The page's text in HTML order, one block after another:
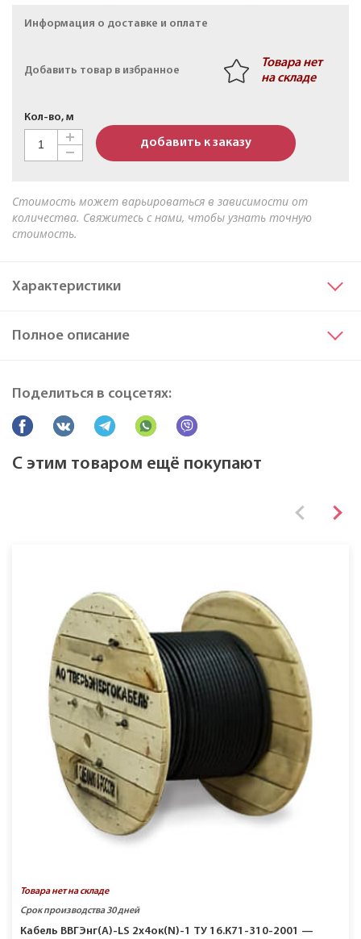
Кабель АПвБШв 3х50мк+1х25мк(N)-1 ТУ 16-705.499-
Информация о доставке и оплате
Добавить товар в избранное
Товара нет
на складе
Кол-во, м
добавить к заказу
Стоимость может варьироваться в зависимости от
количества. Свяжитесь с нами, чтобы узнать точную
стоимость.
Характеристики
Материал жилы
Алюминий
Все характеристики
Полное описание
Поделиться в соцсетях:
С этим товаром ещё покупают
Товара нет на складе
Срок производства 30 дней
Кабель ВВГЭнг(A)-LS 2х4ок(N)-1 ТУ 16.К71-310-2001 —